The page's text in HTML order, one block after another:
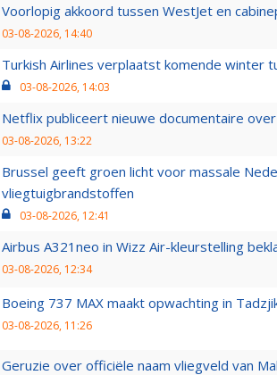
Voorlopig akkoord tussen WestJet en
03-08-2026, 14:40
Turkish Airlines verplaatst komende winter
03-08-2026, 14:03
Netflix publiceert nieuwe documentaire
03-08-2026, 13:22
Brussel geeft groen licht voor massale
vliegtuigbrandstoffen
03-08-2026, 12:41
Airbus A321neo in Wizz Air-kleurstelling
03-08-2026, 12:34
Boeing 737 MAX maakt opwachting in
03-08-2026, 11:26
Geruzie over officiële naam vliegveld van